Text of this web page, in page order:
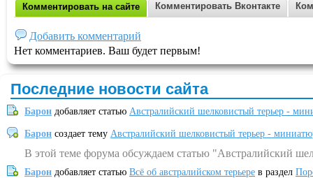
Комментировать на сайте Комментировать Вконтакте
Добавить комментарий
Нет комментариев. Ваш будет первым!
Последние новости сайта
Барон добавляет статью Австралийский шелковистый терьер -
Барон создает тему Австралийский шелковистый терьер -
В этой теме форума обсуждаем статью "Австралийский
Барон добавляет статью Всё об австралийском терьере в раздел